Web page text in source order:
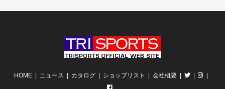
HOME ニュース カタログ ショップリスト 会社概要